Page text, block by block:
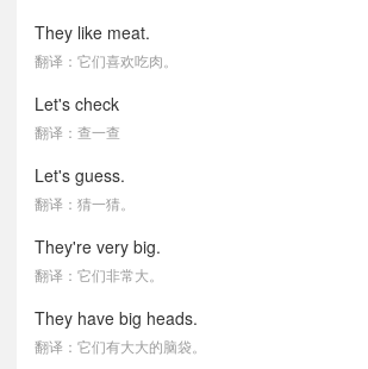
They like meat.
翻译：它们喜欢吃肉。
Let's check
翻译：查一查
Let's guess.
翻译：猜一猜。
They're very big.
翻译：它们非常大。
They have big heads.
翻译：它们有大大的脑袋。